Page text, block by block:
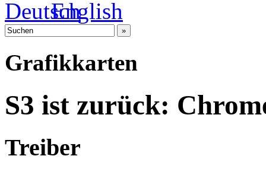
Grafikkarten
S3 ist zurück:
Treiber